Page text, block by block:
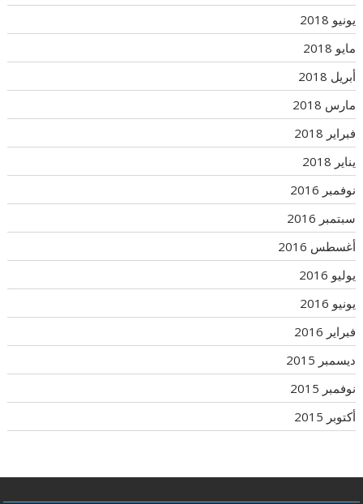
يونيو 2018
مايو 2018
أبريل 2018
مارس 2018
فبراير 2018
يناير 2018
نوفمبر 2016
سبتمبر 2016
أغسطس 2016
يوليو 2016
يونيو 2016
فبراير 2016
ديسمبر 2015
نوفمبر 2015
أكتوبر 2015